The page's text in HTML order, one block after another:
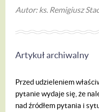
Autor: ks. Remigiusz
Artykuł archiwalny
Przed udzieleniem
pytanie wydaje się, że
nad źródłem pytania i